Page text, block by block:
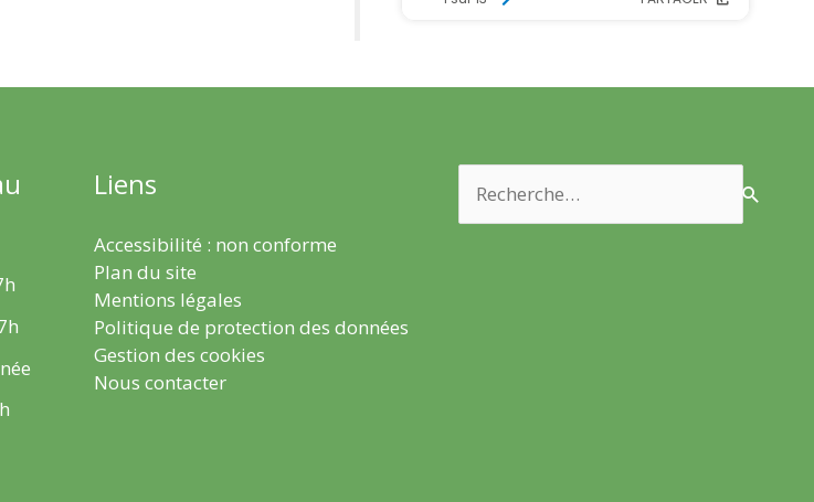
Liens
Accessibilité : non conforme
Plan du site
Mentions légales
Politique de protection des données
Gestion des cookies
Nous contacter